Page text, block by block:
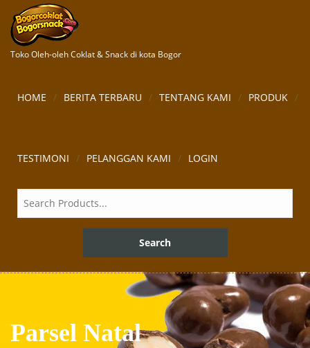
Toko Oleh-oleh Coklat & Snack di kota Bogor
HOME BERITA TERBARU TENTANG KAMI PRODUK
TESTIMONI PELANGGAN KAMI LOGIN
Parsel Natal